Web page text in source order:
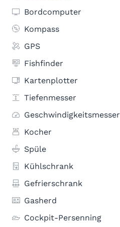
Bordcomputer
Kompass
GPS
Fishfinder
Kartenplotter
Tiefenmesser
Geschwindigkeitsmesser
Kocher
Spüle
Kühlschrank
Gefrierschrank
Gasherd
Cockpit-Persenning